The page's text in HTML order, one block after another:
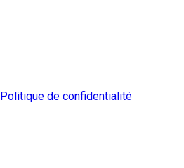
Politique de confidentialité